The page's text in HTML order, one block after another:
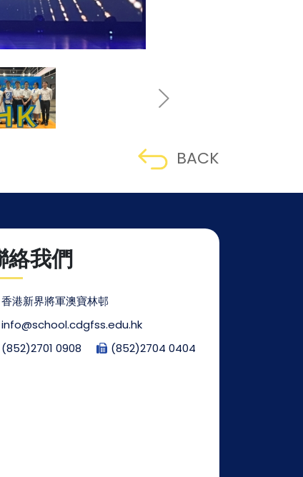
BACK
絡我們
香港新界將軍澳寶林邨
info@school.cdgfss.edu.hk
(852)2701 0908
(852)2704 0404